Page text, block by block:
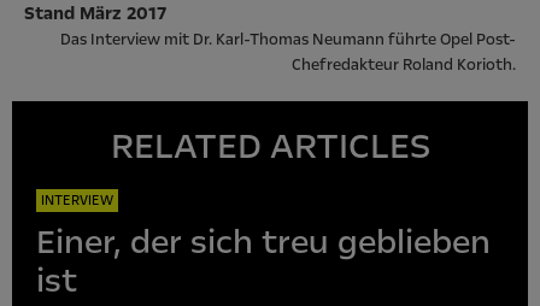
Stand März 2017
Das Interview mit Dr. Karl-Thomas Neumann führte Opel Post-
Chefredakteur Roland Korioth.
RELATED ARTICLES
INTERVIEW
Einer, der sich treu geblieben
ist